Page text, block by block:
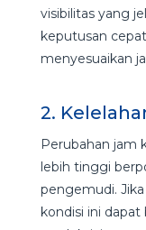
visibilitas yang
keputusan
menyesuaikan
2.
Perubahan jam
lebih tinggi
pengemudi.
kondisi ini